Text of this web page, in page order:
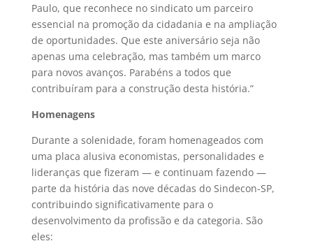
Paulo, que reconhece no sindicato um parceiro
essencial na promoção da cidadania e na ampliação
de oportunidades. Que este aniversário seja não
apenas uma celebração, mas também um marco
para novos avanços. Parabéns a todos que
contribuíram para a construção desta história.”
Homenagens
Durante a solenidade, foram homenageados com
uma placa alusiva economistas, personalidades e
lideranças que fizeram — e continuam fazendo —
parte da história das nove décadas do Sindecon-SP,
contribuindo significativamente para o
desenvolvimento da profissão e da categoria. São
eles: